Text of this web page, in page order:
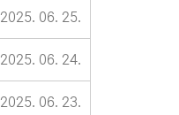
2025. 06. 25.
2025. 06. 24.
2025. 06. 23.